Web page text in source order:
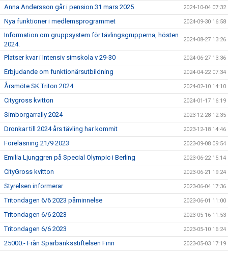
Anna Andersson går i pension 31 mars 2025 2024-10-04 07:32
Nya funktioner i medlemsprogrammet 2024-09-30 16:58
Information om gruppsystem för tävlingsgrupperna, hösten
2024.
2024-08-27 13:26
Platser kvar i Intensiv simskola v 29-30 2024-06-27 13:36
Erbjudande om funktionärsutbildning 2024-04-22 07:34
Årsmöte SK Triton 2024 2024-02-10 14:10
Citygross kvitton 2024-01-17 16:19
Simborgarrally 2024 2023-12-28 12:35
Dronkar till 2024 års tävling har kommit 2023-12-18 14:46
Föreläsning 21/9 2023 2023-09-08 09:54
Emilia Ljunggren på Special Olympic i Berling 2023-06-22 15:14
CityGross kvitton 2023-06-21 19:24
Styrelsen informerar 2023-06-04 17:36
Tritondagen 6/6 2023 påminnelse 2023-06-01 11:00
Tritondagen 6/6 2023 2023-05-16 11:53
Tritondagen 6/6 2023 2023-05-10 16:24
25000:- Från Sparbanksstiftelsen Finn 2023-05-03 17:19